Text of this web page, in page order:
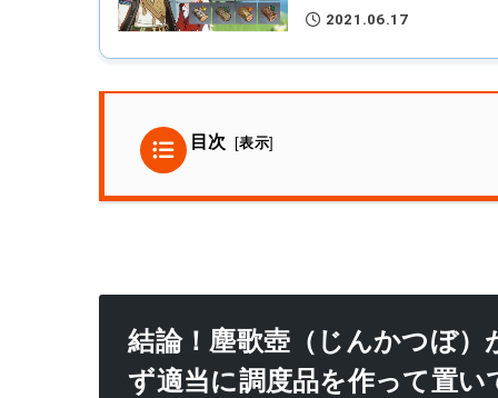
2021.06.17
目次 [表示]
結論！塵歌壺（じんかつぼ
ず適当に調度品を作って置